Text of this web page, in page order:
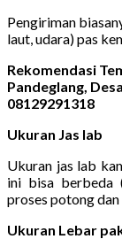
Pengiriman
laut, udara) pas
Rekomendasi
Pandeglang,
08129291318
Ukuran Jas lab
Ukuran jas lab
ini bisa berbeda
proses potong
Ukuran Lebar